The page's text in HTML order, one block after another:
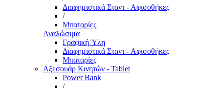
Διαφημιστικά Σταντ - Αφισοθήκες
/
Μπαταρίες
Αναλώσιμα
Γραφική Ύλη
Διαφημιστικά Σταντ - Αφισοθήκες
Μπαταρίες
Αξεσουάρ Κινητών - Tablet
Power Bank
/